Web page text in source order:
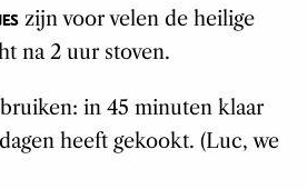
zijn voor velen de heilige
na 2 uur stoven.
in 45 minuten klaar
heeft gekookt. (Luc, we